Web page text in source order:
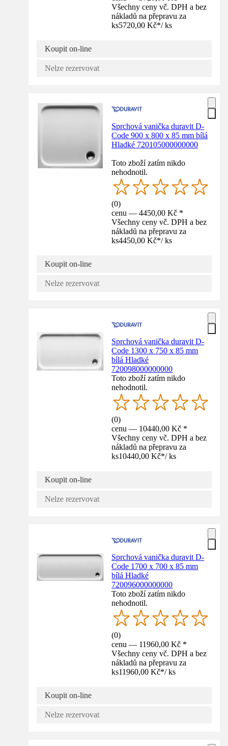
Všechny ceny vč. DPH a bez
nákladů na přepravu za
ks5720,00 Kč*/ ks
Koupit on-line
Nelze rezervovat
Sprchová vanička duravit D-
Code 900 x 800 x 85 mm bílá
Hladké 720105000000000
Toto zboží zatím nikdo
nehodnotil.
(0)
cenu — 4450,00 Kč *
Všechny ceny vč. DPH a bez
nákladů na přepravu za
ks4450,00 Kč*/ ks
Koupit on-line
Nelze rezervovat
Sprchová vanička duravit D-
Code 1300 x 750 x 85 mm
bílá Hladké
720098000000000
Toto zboží zatím nikdo
nehodnotil.
(0)
cenu — 10440,00 Kč *
Všechny ceny vč. DPH a bez
nákladů na přepravu za
ks10440,00 Kč*/ ks
Koupit on-line
Nelze rezervovat
Sprchová vanička duravit D-
Code 1700 x 700 x 85 mm
bílá Hladké
720096000000000
Toto zboží zatím nikdo
nehodnotil.
(0)
cenu — 11960,00 Kč *
Všechny ceny vč. DPH a bez
nákladů na přepravu za
ks11960,00 Kč*/ ks
Koupit on-line
Nelze rezervovat